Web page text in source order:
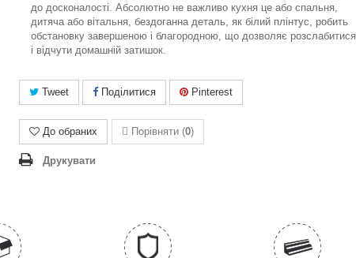
до досконалості. Абсолютно не важливо кухня це або спальня,
дитяча або вітальня, бездоганна деталь, як білий плінтус, робить
обстановку завершеною і благородною, що дозволяє розслабитися
і відчути домашній затишок.
Tweet Поділитися Pinterest
До обраних Порівняти (0)
Друкувати